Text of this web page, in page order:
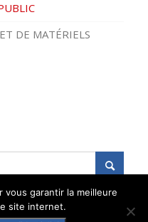
DE MATÉRIELS
vous garantir la meilleure
site internet.